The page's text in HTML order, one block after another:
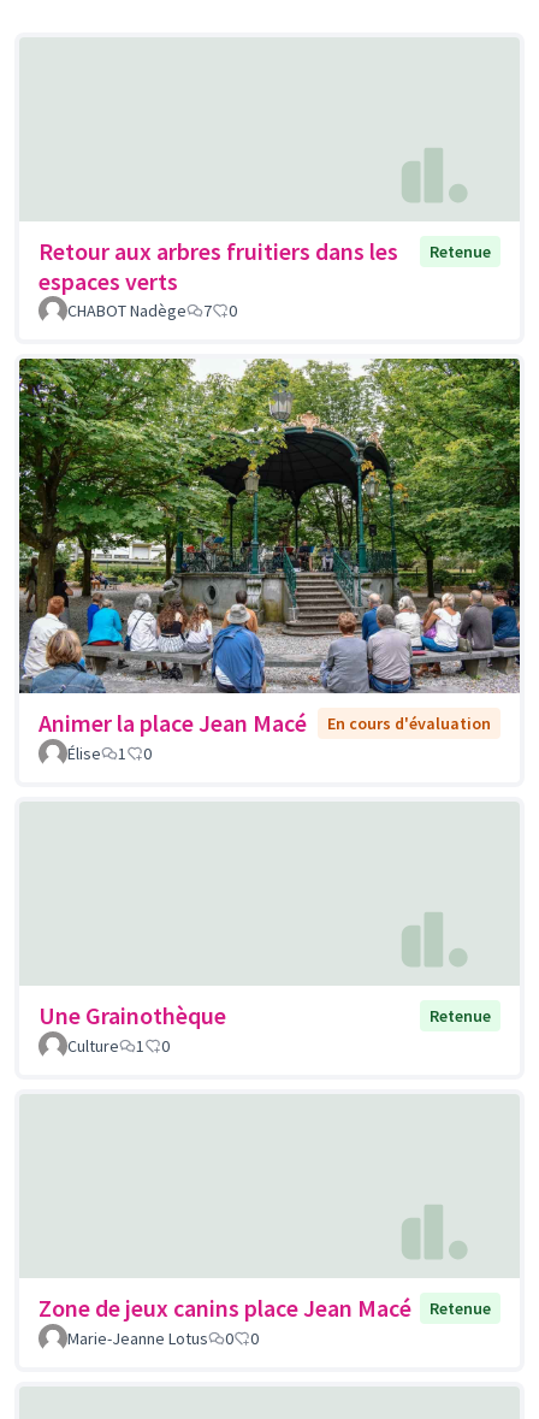
Retour aux arbres fruitiers dans les
espaces verts
Retenue
CHABOT Nadège 7 0
Animer la place Jean Macé
En cours d'évaluation
Élise
1 0
Une Grainothèque
Retenue
Culture
1 0
Zone de jeux canins place Jean Macé
Retenue
Marie-Jeanne Lotus
0 0